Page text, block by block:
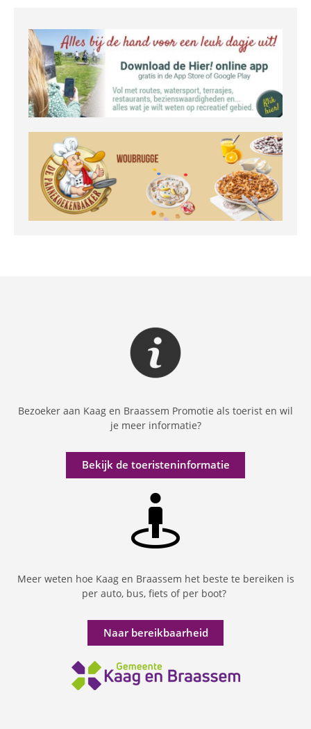
Bezoeker aan Kaag en Braassem Promotie als toerist en wil
je meer informatie?
Bekijk de toeristeninformatie
Meer weten hoe Kaag en Braassem het beste te bereiken is
per auto, bus, fiets of per boot?
Naar bereikbaarheid